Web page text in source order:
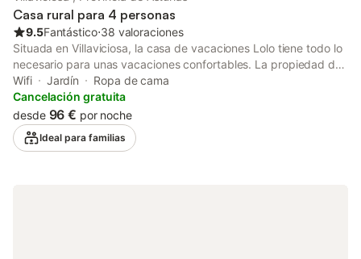
Casa rural para 4 personas
9.5Fantástico⋅38 valoraciones
Situada en Villaviciosa, la casa de vacaciones Lolo tiene todo lo
necesario para unas vacaciones confortables. La propiedad de
2 plantas consta de una sala de estar, una cocina bien
equipada, 2 dormitorios y 1 baño, por lo que puede alojar a 4
personas. Los servicios adicionales incluyen Wi-Fi, televisión y
lavadora. También hay una cuna disponible. Este alquiler
vacacional cuenta con un espacio exterior privado con jardín y
Wifi Jardín
Ropa de cama
Cancelación gratuita
desde 96 € por noche
Ideal para familias